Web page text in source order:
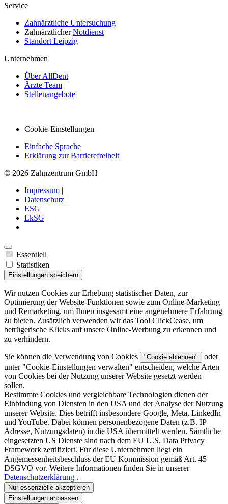
Service
Zahnärztliche Untersuchung
ZahnärztlicherNotdienst
Standort Leipzig
Unternehmen
Über AllDent
Ärzte Team
Stellenangebote
Cookie-Einstellungen
Einfache Sprache
Erklärung zur Barrierefreiheit
© 2026 Zahnzentrum GmbH
Impressum |
Datenschutz |
ESG |
LkSG
Essentiell
Statistiken
Einstellungen speichern
Wir nutzen Cookies zur Erhebung statistischer Daten, zur
Optimierung der Website-Funktionen sowie zum Online-Marketing
und Remarketing, um Ihnen insgesamt eine angenehmere Erfahrung
zu bieten. Zusätzlich verwenden wir das Tool ClickCease, um
betrügerische Klicks auf unsere Online-Werbung zu erkennen und
zu verhindern.
Sie können die Verwendung von Cookies "Cookie ablehnen"
oder
unter "Cookie-Einstellungen verwalten" entscheiden, welche Arten
von Cookies bei der Nutzung unserer Website gesetzt werden
sollen.
Bestimmte Cookies und vergleichbare Technologien dienen der
Einbindung von Diensten in den USA und der Analyse der Nutzung
unserer Website. Dies betrifft insbesondere Google, Meta, LinkedIn
und YouTube. Dabei können personenbezogene Daten (z.B. IP
Adresse, Nutzungsdaten) in die USA übermittelt werden. Sämtliche
eingesetzten US Dienste sind nach dem EU U.S. Data Privacy
Framework zertifiziert. Für diese Unternehmen liegt ein
Angemessenheitsbeschluss der EU Kommission gemäß Art. 45
DSGVO vor. Weitere Informationen finden Sie in unserer
Datenschutzerklärung .
Nur essenzielle akzeptieren
Einstellungen anpassen